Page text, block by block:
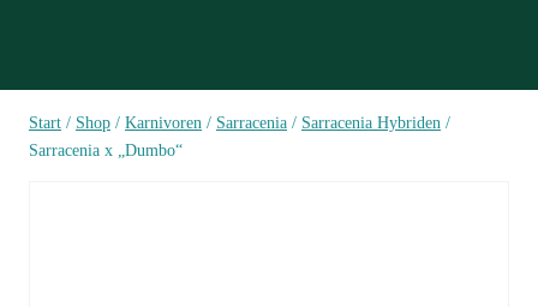
Start / Shop / Karnivoren / Sarracenia / Sarracenia Hybriden /
Sarracenia x „Dumbo“